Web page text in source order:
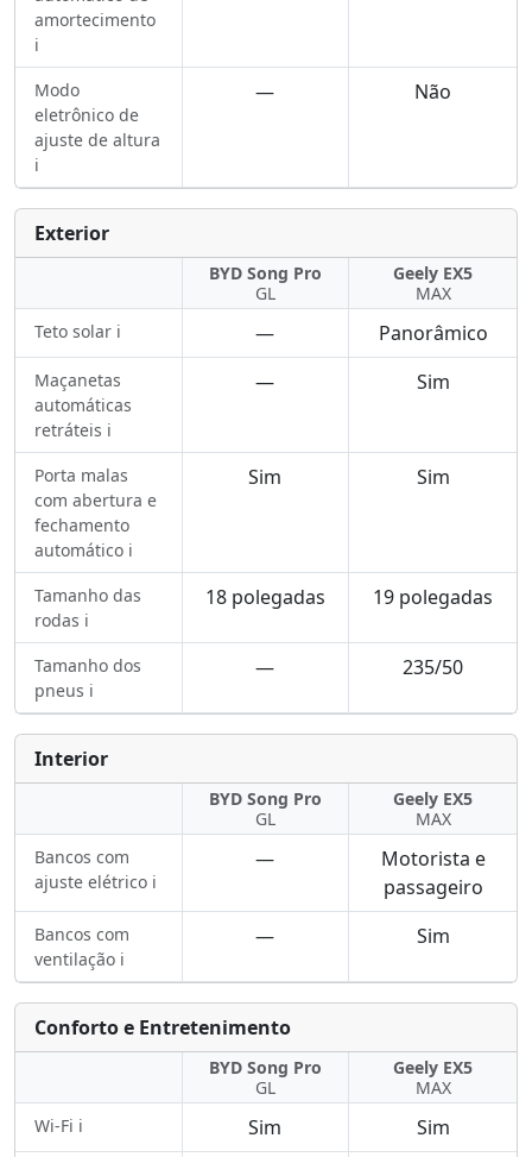
amortecimento
ℹ️
Modo
eletrônico de
ajuste de altura
ℹ️
— Não
Exterior
BYD Song Pro
GL
Geely EX5
MAX
Teto solar ℹ️
— Panorâmico
Maçanetas
automáticas
retráteis ℹ️
— Sim
Porta malas
com abertura e
fechamento
automático ℹ️
Sim Sim
Tamanho das
rodas ℹ️
18 polegadas 19 polegadas
Tamanho dos
pneus ℹ️
— 235/50
Interior
BYD Song Pro
GL
Geely EX5
MAX
Bancos com
ajuste elétrico ℹ️
—
Motorista e
passageiro
Bancos com
ventilação ℹ️
— Sim
Conforto e Entretenimento
BYD Song Pro
GL
Geely EX5
MAX
Wi-Fi ℹ️
Sim Sim